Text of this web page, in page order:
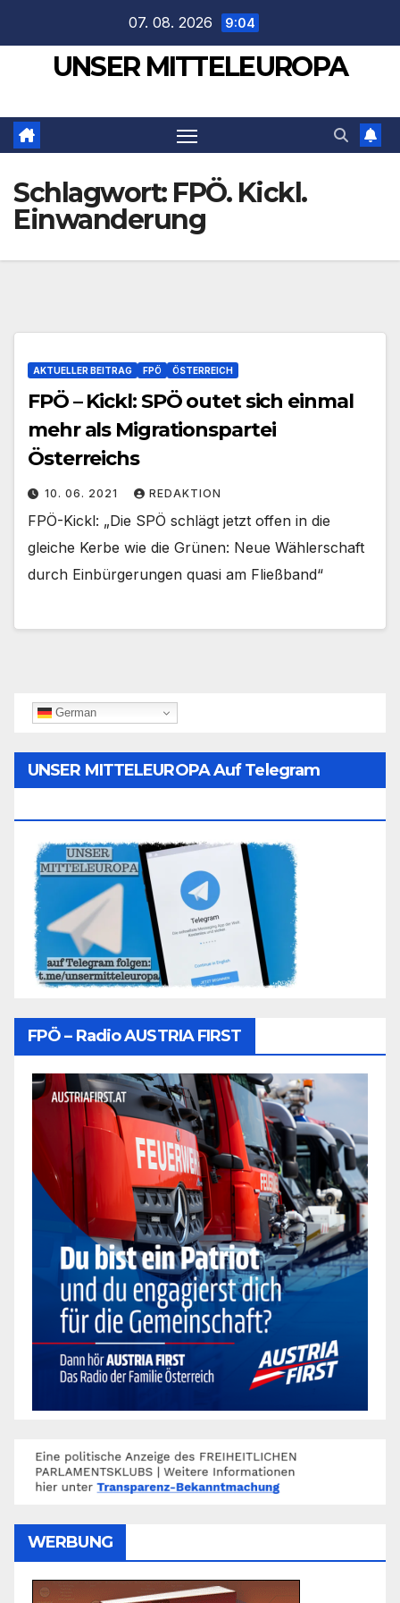
springen
07. 08. 2026 9:04
UNSER MITTELEUROPA
Schlagwort: FPÖ. Kickl.
Einwanderung
AKTUELLER BEITRAG FPÖ ÖSTERREICH
FPÖ – Kickl: SPÖ outet sich einmal
mehr als Migrationspartei
Österreichs
10. 06. 2021 REDAKTION
FPÖ-Kickl: „Die SPÖ schlägt jetzt offen in die
gleiche Kerbe wie die Grünen: Neue Wählerschaft
durch Einbürgerungen quasi am Fließband“
German
UNSER MITTELEUROPA Auf Telegram
FPÖ – Radio AUSTRIA FIRST
WERBUNG